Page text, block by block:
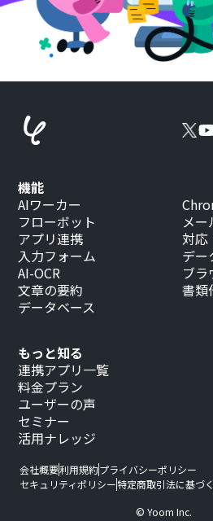
もっと知る
連携アプリ一覧
料金プラン
ユーザーの声
セミナー
活用ナレッジ
機能
AIワーカー
フローボット
アプリ連携
入力フォーム
AI-OCR
文章の要約
データベース
メー
対応
デー
ブラ
書類
会社概要利用規約プライバシーポリシー
セキュリティポリシー特定商取引法に基づ
© Yoom Inc.